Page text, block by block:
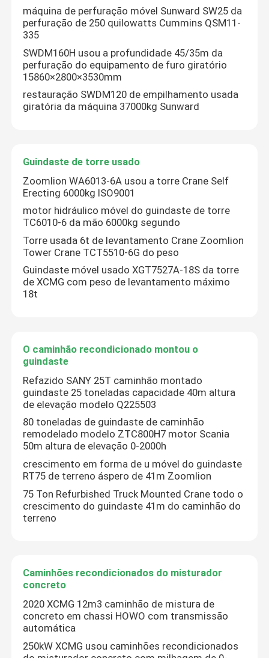
Casa
Produtos
Controle de Qualidade
Pedir um orçamento
Caminhão usado da bomba concreta
Caminhão usado do misturador concreto
Bomba de Reboque de Concreto Usada
Linha concreta usada bomba
Perfuração Rotativa Usada
O caminhão recondicionado montou o guindaste
Caminhões recondicionados do misturador concreto
Bomba concreta recondicionada do reboque
máquina de perfuração móvel Sunward SW25 da
perfuração de 250 quilowatts Cummins QSM11-
335
SWDM160H usou a profundidade 45/35m da
perfuração do equipamento de furo giratório
15860×2800×3530mm
restauração SWDM120 de empilhamento usada
giratória da máquina 37000kg Sunward
Guindaste de torre usado
Zoomlion WA6013-6A usou a torre Crane Self
Erecting 6000kg ISO9001
motor hidráulico móvel do guindaste de torre
TC6010-6 da mão 6000kg segundo
Torre usada 6t de levantamento Crane Zoomlion
Tower Crane TCT5510-6G do peso
Guindaste móvel usado XGT7527A-18S da torre
de XCMG com peso de levantamento máximo
18t
O caminhão recondicionado montou o
guindaste
Refazido SANY 25T caminhão montado
guindaste 25 toneladas capacidade 40m altura
de elevação modelo Q225503
80 toneladas de guindaste de caminhão
remodelado modelo ZTC800H7 motor Scania
50m altura de elevação 0-2000h
crescimento em forma de u móvel do guindaste
RT75 de terreno áspero de 41m Zoomlion
75 Ton Refurbished Truck Mounted Crane todo o
crescimento do guindaste 41m do caminhão do
terreno
Caminhões recondicionados do misturador
concreto
2020 XCMG 12m3 caminhão de mistura de
concreto em chassi HOWO com transmissão
automática
250kW XCMG usou caminhões recondicionados